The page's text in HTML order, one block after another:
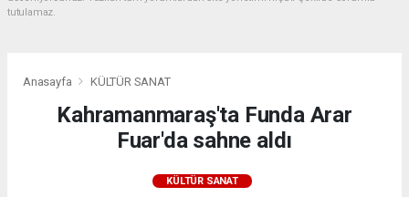
tutulamaz.
Anasayfa KÜLTÜR SANAT
Kahramanmaraş'ta Funda Arar
Fuar'da sahne aldı
KÜLTÜR SANAT